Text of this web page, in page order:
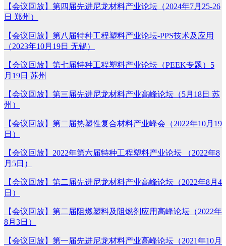
【会议回放】第四届先进尼龙材料产业论坛（2024年7月25-26
日 郑州）
【会议回放】第八届特种工程塑料产业论坛-PPS技术及应用
（2023年10月19日 无锡）
【会议回放】第七届特种工程塑料产业论坛（PEEK专题）5
月19日 苏州
【会议回放】第三届先进尼龙材料产业高峰论坛（5月18日 苏
州）
【会议回放】第二届热塑性复合材料产业峰会（2022年10月19
日）
【会议回放】2022年第六届特种工程塑料产业论坛 （2022年8
月5日）
【会议回放】第二届先进尼龙材料产业高峰论坛（2022年8月4
日）
【会议回放】第二届阻燃塑料及阻燃剂应用高峰论坛（2022年
8月3日）
【会议回放】第一届先进尼龙材料产业高峰论坛（2021年10月